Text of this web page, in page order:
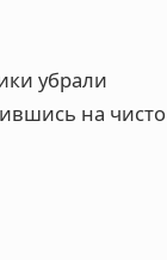
убрали
на чисто